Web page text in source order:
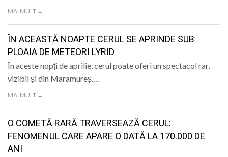
MAI MULT →
ÎN ACEASTĂ NOAPTE CERUL SE APRINDE SUB
PLOAIA DE METEORI LYRID
În aceste nopți de aprilie, cerul poate oferi un spectacol rar,
vizibil și din Maramureș.…
MAI MULT →
O COMETĂ RARĂ TRAVERSEAZĂ CERUL:
FENOMENUL CARE APARE O DATĂ LA 170.000 DE
ANI